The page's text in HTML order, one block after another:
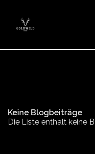
Keine Blogbeiträge
Die Liste enthält keine